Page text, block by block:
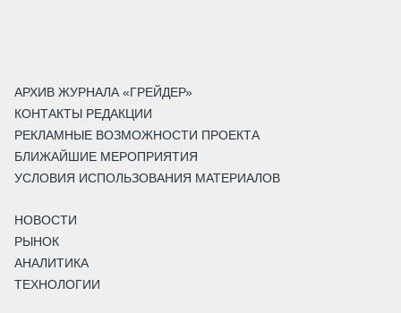
АРХИВ ЖУРНАЛА «ГРЕЙДЕР»
КОНТАКТЫ РЕДАКЦИИ
РЕКЛАМНЫЕ ВОЗМОЖНОСТИ ПРОЕКТА
БЛИЖАЙШИЕ МЕРОПРИЯТИЯ
УСЛОВИЯ ИСПОЛЬЗОВАНИЯ МАТЕРИАЛОВ
НОВОСТИ
РЫНОК
АНАЛИТИКА
ТЕХНОЛОГИИ